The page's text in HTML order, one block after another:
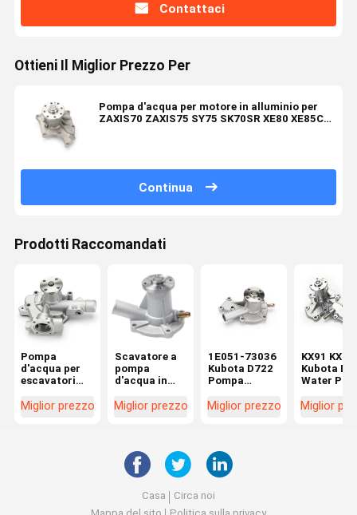
Contattaci
Ottieni Il Miglior Prezzo Per
Pompa d'acqua per motore in alluminio per
ZAXIS70 ZAXIS75 SY75 SK70SR XE80 XE85C
Continua
Prodotti Raccomandati
Pompa
d'acqua per
escavatori
Doosan DX55
Miglior prezzo
Scavatore a
pompa
d'acqua in
Kubota KX016
Miglior prezzo
1E051-73036
Kubota D722
Pompa
D662 D902
Miglior prezzo
KX91
Kubota
Water
1A051-
Miglior
Casa
Circa noi